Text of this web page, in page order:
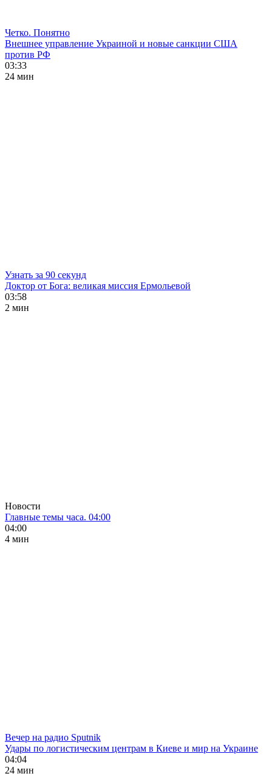
Четко. Понятно
Внешнее управление Украиной и новые санкции США
против РФ
03:33
24 мин
Узнать за 90 секунд
Доктор от Бога: великая миссия Ермольевой
03:58
2 мин
Новости
Главные темы часа. 04:00
04:00
4 мин
Вечер на радио Sputnik
Удары по логистическим центрам в Киеве и мир на Украине
04:04
24 мин